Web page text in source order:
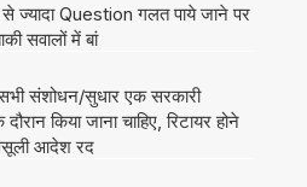
से ज्यादा Question गलत पाये जाने पर
सवालों में बां
संशोधन/सुधार एक सरकारी
किया जाना चाहिए, रिटायर होने
आदेश रद